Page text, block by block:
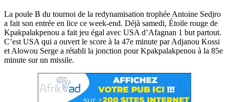
La poule B du tournoi de la redynamisation trophée Antoine Sedjro
a fait son entrée en lice ce week-end. Déjà samedi, Étoile rouge de
Kpakpalakpenou a fait jeu égal avec USA d’Afagnan 1 but partout.
C’est USA qui a ouvert le score à la 47e minute par Adjanou Kossi
et Alowou Serge a rétabli la jonction pour Kpakpalakpenou à la 85e
minute sur un missile.